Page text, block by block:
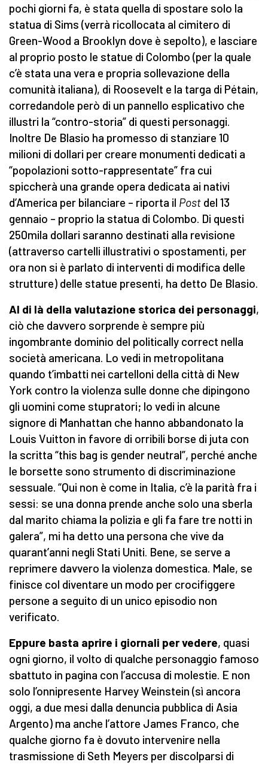
pochi giorni fa, è stata quella di spostare solo la
statua di Sims (verrà ricollocata al cimitero di
Green-Wood a Brooklyn dove è sepolto), e lasciare
al proprio posto le statue di Colombo (per la quale
c’è stata una vera e propria sollevazione della
comunità italiana), di Roosevelt e la targa di Pétain,
corredandole però di un pannello esplicativo che
illustri la “contro-storia” di questi personaggi.
Inoltre De Blasio ha promesso di stanziare 10
milioni di dollari per creare monumenti dedicati a
“popolazioni sotto-rappresentate” fra cui
spiccherà una grande opera dedicata ai nativi
d’America per bilanciare – riporta il Post del 13
gennaio – proprio la statua di Colombo. Di questi
250mila dollari saranno destinati alla revisione
(attraverso cartelli illustrativi o spostamenti, per
ora non si è parlato di interventi di modifica delle
strutture) delle statue presenti, ha detto De Blasio.
Al di là della valutazione storica dei personaggi,
ciò che davvero sorprende è sempre più
ingombrante dominio del politically correct nella
società americana. Lo vedi in metropolitana
quando t’imbatti nei cartelloni della città di New
York contro la violenza sulle donne che dipingono
gli uomini come stupratori; lo vedi in alcune
signore di Manhattan che hanno abbandonato la
Louis Vuitton in favore di orribili borse di juta con
la scritta “this bag is gender neutral”, perché anche
le borsette sono strumento di discriminazione
sessuale. “Qui non è come in Italia, c’è la parità fra i
sessi: se una donna prende anche solo una sberla
dal marito chiama la polizia e gli fa fare tre notti in
galera”, mi ha detto una persona che vive da
quarant’anni negli Stati Uniti. Bene, se serve a
reprimere davvero la violenza domestica. Male, se
finisce col diventare un modo per crocifiggere
persone a seguito di un unico episodio non
verificato.
Eppure basta aprire i giornali per vedere, quasi
ogni giorno, il volto di qualche personaggio famoso
sbattuto in pagina con l’accusa di molestie. E non
solo l’onnipresente Harvey Weinstein (sì ancora
oggi, a due mesi dalla denuncia pubblica di Asia
Argento) ma anche l’attore James Franco, che
qualche giorno fa è dovuto intervenire nella
trasmissione di Seth Meyers per discolparsi di